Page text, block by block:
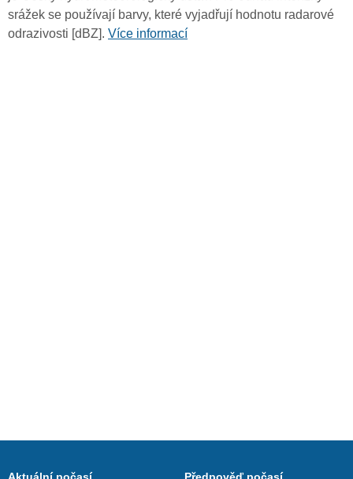
srážek se používají barvy, které vyjadřují hodnotu radarové
odrazivosti [dBZ]. Více informací
Aktuální počasí
Předpověď počasí